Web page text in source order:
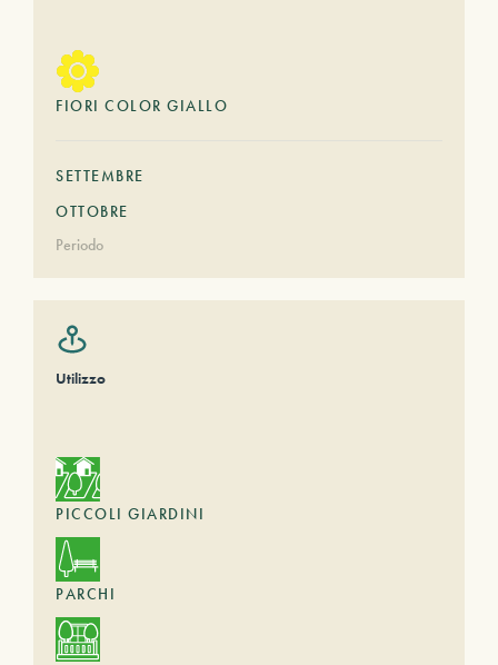
FIORI COLOR GIALLO
SETTEMBRE
OTTOBRE
Periodo
Utilizzo
PICCOLI GIARDINI
PARCHI